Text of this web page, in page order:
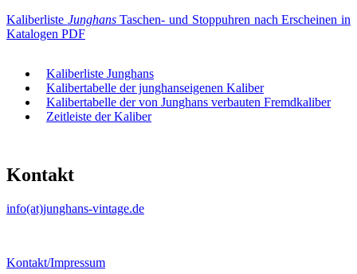
Kaliberliste JunghansTaschen- und Stoppuhren nach Erscheinen in
Katalogen PDF
Kaliberliste Junghans
Kalibertabelle der junghanseigenen Kaliber
Kalibertabelle der von Junghans verbauten Fremdkaliber
Zeitleiste der Kaliber
Kontakt
info(at)junghans-vintage.de
Kontakt/Impressum